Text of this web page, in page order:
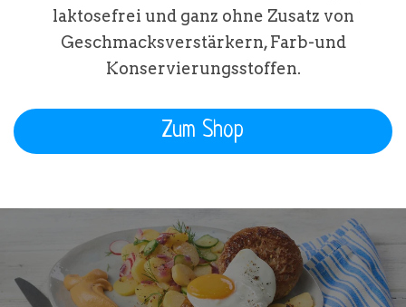
laktosefrei und ganz ohne Zusatz von
Geschmacksverstärkern, Farb-und
Konservierungsstoffen.
Zum Shop